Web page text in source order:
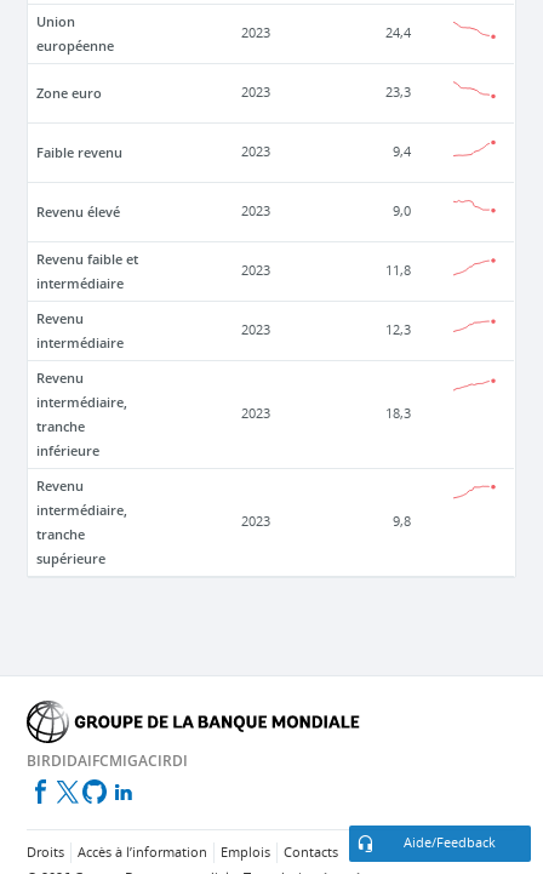
Union
européenne
2023 24,4
Zone euro 2023 23,3
Faible revenu 2023 9,4
Revenu élevé 2023 9,0
Revenu faible et
intermédiaire
2023 11,8
Revenu
intermédiaire
2023 12,3
Revenu
intermédiaire,
tranche
inférieure
2023 18,3
Revenu
intermédiaire,
tranche
supérieure
2023 9,8
Aide/Feedback
BIRDIDAIFCMIGACIRDI
Droits Accès à l’information Emplois
Contacts